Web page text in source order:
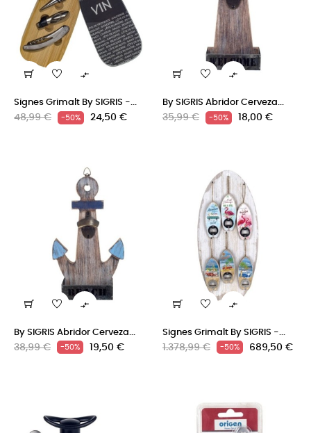

Signes Grimalt By SIGRIS -...
Precio
48,99 € -50% Precio
24,50 €

By SIGRIS Abridor Cerveza...
Precio
35,99 € -50% Precio
18,00 €

By SIGRIS Abridor Cerveza...
Precio
38,99 € -50% Precio
19,50 €

Signes Grimalt By SIGRIS -...
Precio
1.378,99 € -50% Precio
689,50 €